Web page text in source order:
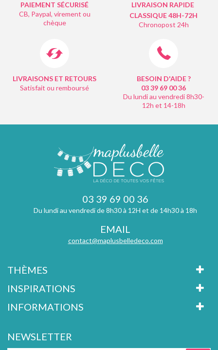
PAIEMENT SÉCURISÉ
CB, Paypal, virement ou
chèque
LIVRAISON RAPIDE
CLASSIQUE 48H-72H
Chronopost 24h
LIVRAISONS ET RETOURS
Satisfait ou remboursé
BESOIN D'AIDE ?
03 39 69 0036
Du lundi au vendredi 8h30-
12h et 14-18h
03 39 69 00 36
Du lundi au vendredi de 8h30 à 12H et de 14h30 à 18h
EMAIL
contact@maplusbelledeco.com
THÈMES
INSPIRATIONS
INFORMATIONS
NEWSLETTER